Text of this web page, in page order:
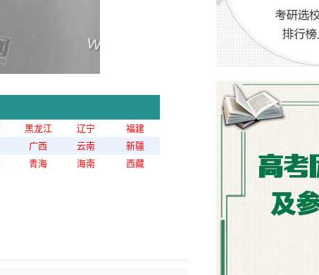
黑龙江 辽宁
福建
广西 云南
新疆
青海 海南 西藏